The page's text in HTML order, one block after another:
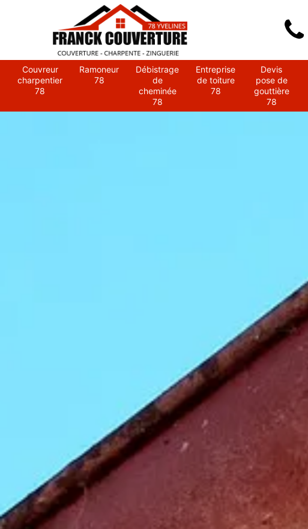
Couvreur
charpentier
78
Ramoneur
78
Débistrage
de
cheminée
78
Entreprise
de toiture
78
Devis
pose de
gouttière
78